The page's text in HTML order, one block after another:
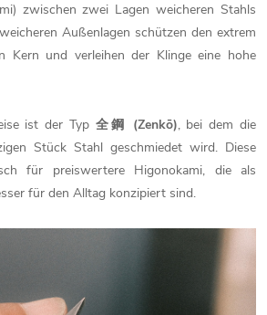
zwischen zwei Lagen weicheren Stahls
Außenlagen schützen den extrem
Kern und verleihen der Klinge eine hohe
ist der Typ 全鋼 (Zenkō), bei dem die
Stück Stahl geschmiedet wird. Diese
für preiswertere Higonokami, die als
für den Alltag konzipiert sind.